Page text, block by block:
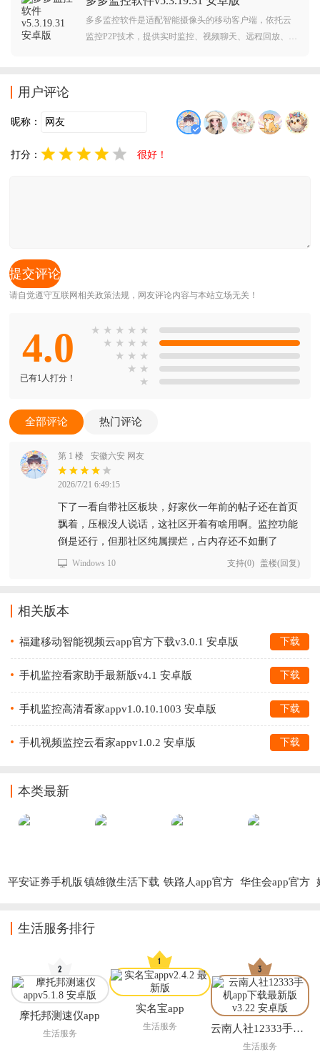
多多监控软件是适配智能摄像头的移动客户端，依托云
监控P2P技术，提供实时监控、视频聊天、远程回放、异
用户评论
昵称：
打分： 很好！
请自觉遵守互联网相关政策法规，网友评论内容与本站立场无关！
4.0
已有1人打分！
★ ★ ★ ★ ★
★ ★ ★ ★
★ ★ ★
★ ★
★
全部评论 热门评论
第 1 楼 安徽六安 网友
2026/7/21 6:49:15
下了一看自带社区板块，好家伙一年前的帖子还在首页
飘着，压根没人说话，这社区开着有啥用啊。监控功能
倒是还行，但那社区纯属摆烂，占内存还不如删了
Windows 10 支持(0) 盖楼(回复)
相关版本
福建移动智能视频云app官方下载v3.0.1 安卓版 下载
手机监控看家助手最新版v4.1 安卓版 下载
手机监控高清看家appv1.0.10.1003 安卓版 下载
手机视频监控云看家appv1.0.2 安卓版 下载
本类最新
平安证券手机版 镇雄微生活下载 铁路人app官方 华住会app官方
生活服务排行
摩托邦测速仪app
生活服务
实名宝app
生活服务 云南人社12333手机app下载最新版
生活服务